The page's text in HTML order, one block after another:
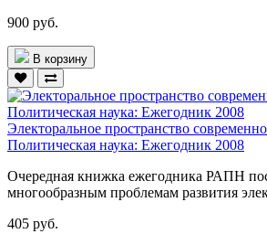
900 руб.
В корзину
Электоральное пространство
Политическая наука: Ежегодник 2008
Очередная книжка ежегодника РАПН
многообразным проблемам развития
405 руб.